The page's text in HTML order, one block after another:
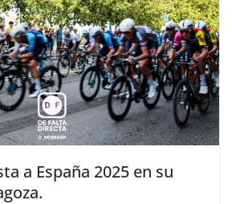
a España 2025 en su